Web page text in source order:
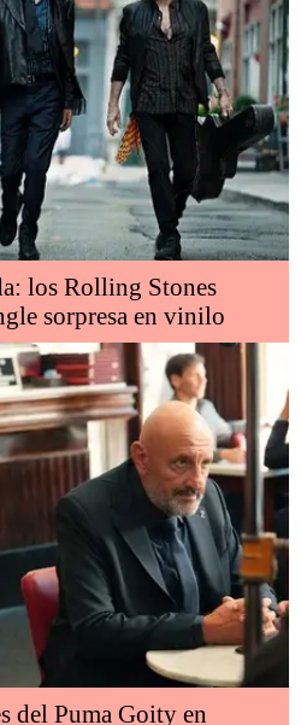
los Rolling Stones
sorpresa en vinilo
del Puma Goity en